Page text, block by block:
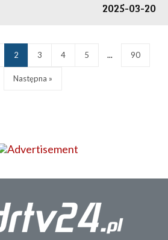
2025-03-20
2 3 4 5 ... 90
Następna »